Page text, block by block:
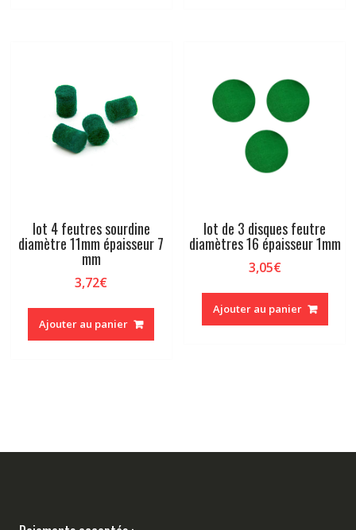
lot 4 feutres sourdine
diamètre 11mm épaisseur 7
mm
3,72€
Ajouter au panier
lot de 3 disques feutre
diamètres 16 épaisseur 1mm
3,05€
Ajouter au panier